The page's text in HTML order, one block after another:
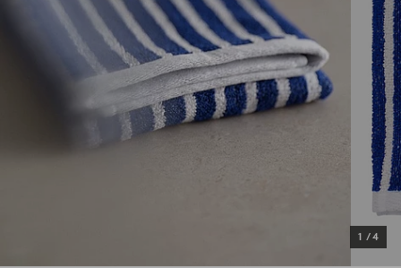
1 /4